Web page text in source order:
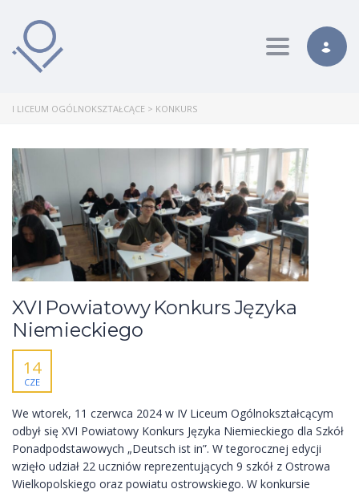
Toggle
I LICEUM OGÓLNOKSZTAŁCĄCE > KONKURS
XVI Powiatowy Konkurs Języka
Niemieckiego
14
CZE
We wtorek, 11 czerwca 2024 w IV Liceum Ogólnokształcącym
odbył się XVI Powiatowy Konkurs Języka Niemieckiego dla Szkół
Ponadpodstawowych „Deutsch ist in”. W tegorocznej edycji
wzięło udział 22 uczniów reprezentujących 9 szkół z Ostrowa
Wielkopolskiego oraz powiatu ostrowskiego. W konkursie